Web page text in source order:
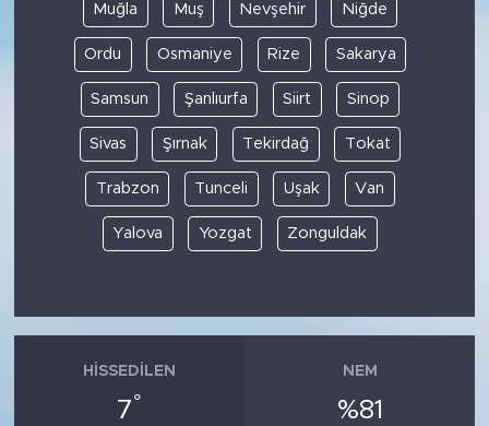
Muğla Muş Nevşehir Niğde
Ordu Osmaniye Rize Sakarya
Samsun Şanlıurfa Siirt Sinop
Sivas Şırnak Tekirdağ Tokat
Trabzon Tunceli Uşak Van
Yalova Yozgat Zonguldak
HISSEDILEN
7°
NEM
%81